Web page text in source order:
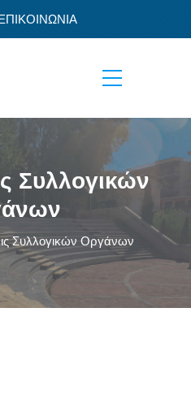
Συλλογικών
Συλλογικών Οργάνων